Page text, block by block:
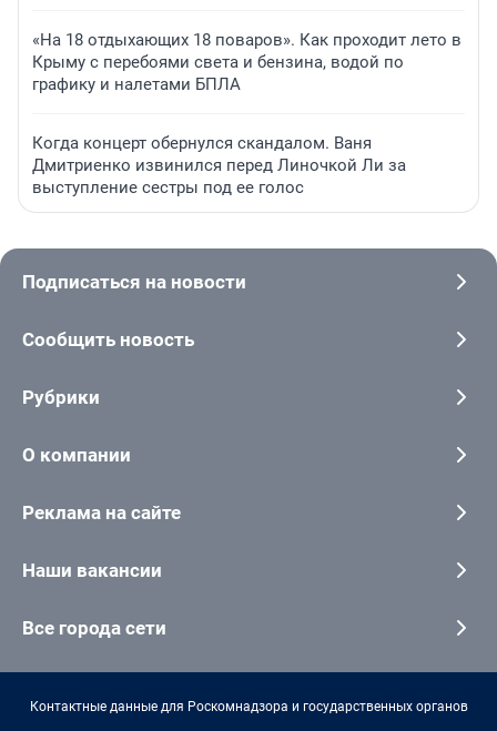
«На 18 отдыхающих 18 поваров». Как проходит лето в
Крыму с перебоями света и бензина, водой по
графику и налетами БПЛА
Когда концерт обернулся скандалом. Ваня
Дмитриенко извинился перед Линочкой Ли за
выступление сестры под ее голос
Подписаться на новости
Сообщить новость
Рубрики
О компании
Реклама на сайте
Наши вакансии
Все города сети
Контактные данные для Роскомнадзора и государственных органов